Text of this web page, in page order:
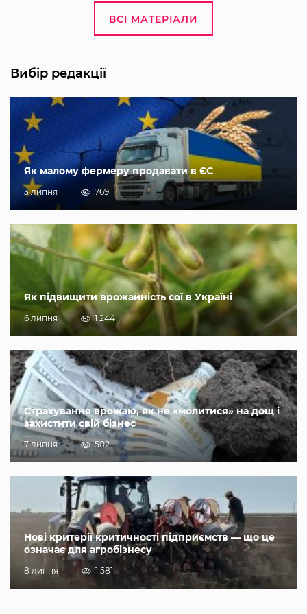
ВСІ МАТЕРІАЛИ
Вибір редакції
Як малому фермеру продавати в ЄС
3 липня 769
Як підвищити врожайність сої в Україні
6 липня 1 244
Страхування врожаю, як не «молитися» на дощ і
захистити свій бізнес
7 липня 502
Нові критерії критичності підприємств — що це
означає для агробізнесу
8 липня 1 581